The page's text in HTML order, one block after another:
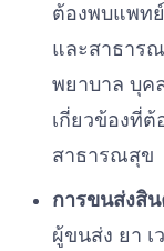
ต้องพบแพท
และสาธาร
พยาบาล บุค
เกี่ยวข้องที่
สาธารณสุข
การขนส่งสิ
ผู้ขนส่ง ยา